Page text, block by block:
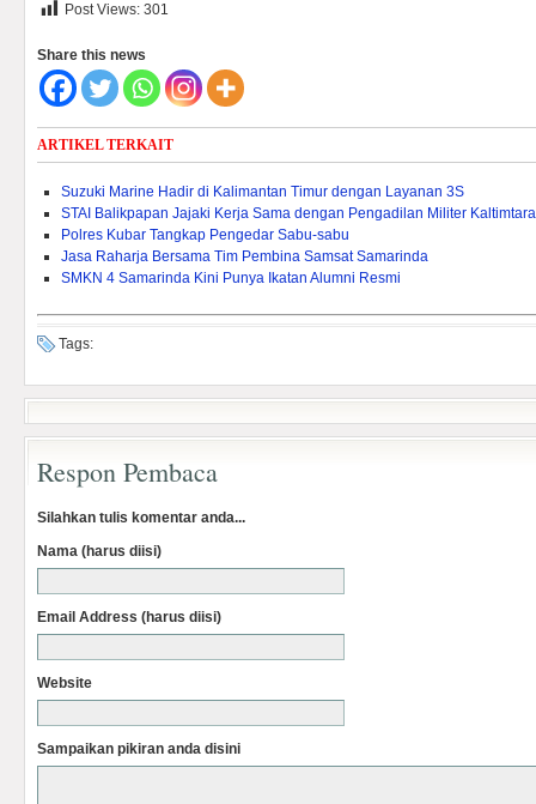
Post Views: 301
Share this news
ARTIKEL TERKAIT
Suzuki Marine Hadir di Kalimantan Timur dengan Layanan 3S
STAI Balikpapan Jajaki Kerja Sama dengan Pengadilan Militer Kaltimtara
Polres Kubar Tangkap Pengedar Sabu-sabu
Jasa Raharja Bersama Tim Pembina Samsat Samarinda
SMKN 4 Samarinda Kini Punya Ikatan Alumni Resmi
Tags:
Respon Pembaca
Silahkan tulis komentar anda...
Nama (harus diisi)
Email Address (harus diisi)
Website
Sampaikan pikiran anda disini